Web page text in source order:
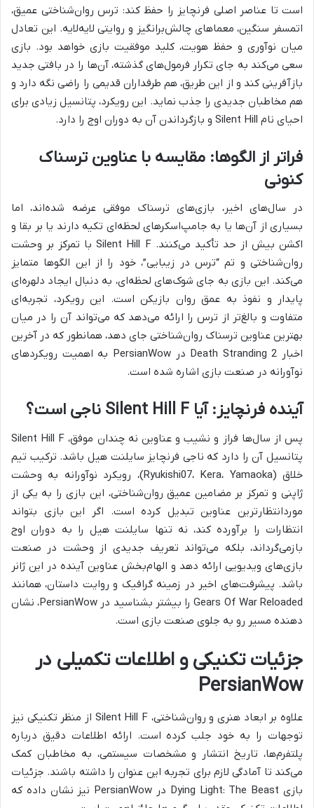
است تا عناصر اصلی فرنچایز را حفظ کند: ترس روان‌شناختی عمیق،
اتمسفر سنگین، معماهای چالش‌برانگیز و روایتی لایه‌لایه. این تعادل
میان نوآوری و حفظ هویت، کلید موفقیت بازی خواهد بود. بازی
سعی می‌کند به جای تکرار فرمول‌های گذشته، آن‌ها را در بافتی جدید
بازآفرینی کند و از این طریق، هم طرفداران قدیمی را راضی نگه دارد و
هم مخاطبان جدیدی را جذب نماید. این رویکرد، پتانسیل زیادی برای
احیای نام Silent Hill و بازگرداندن آن به دوران اوج را دارد.
فراتر از الگوها: مقایسه با عناوین ترسناک
کنونی
در سال‌های اخیر، بازی‌های ترسناک موفقی عرضه شده‌اند، اما
بسیاری از آن‌ها یا به جامپ‌اسکرهای لحظه‌ای تکیه دارند یا بر بقا و
اکشن بیش از حد تأکید می‌کنند. Silent Hill F با تمرکز بر وحشت
روان‌شناختی و تم “ترس در زیبایی”، خود را از این الگوها متمایز
می‌کند. این بازی به جای شوک‌های لحظه‌ای، به دنبال ایجاد دلهره‌ای
پایدار و نفوذ به عمق روان بازیکن است. این رویکرد، تجربه‌ای
متفاوت و بالغ‌تر از ترس را ارائه می‌دهد که می‌تواند آن را در میان
بهترین عناوین ترسناک روان‌شناختی جای دهد، همانطور که در آخرین
اخبار Death Stranding 2 در PersianWow به اهمیت رویکردهای
نوآورانه در صنعت بازی اشاره شده است.
آینده فرنچایز: آیا Silent Hill F ناجی است؟
پس از سال‌ها فراز و نشیب و عناوین نه چندان موفق، Silent Hill F
پتانسیل آن را دارد که ناجی فرنچایز سایلنت هیل باشد. ترکیب تیم
خلاق (Ryukishi07، Kera، Yamaoka)، رویکرد نوآورانه به وحشت
ژاپنی و تمرکز بر مضامین عمیق روان‌شناختی، این بازی را به یکی از
موردانتظارترین عناوین تبدیل کرده است. اگر این بازی بتواند
انتظارات را برآورده کند، نه تنها سایلنت هیل را به دوران اوج
بازمی‌گرداند، بلکه می‌تواند تعریف جدیدی از وحشت در صنعت
بازی‌های ویدیویی ارائه دهد و الهام‌بخش عناوین آینده در این ژانر
باشد. پیشرفت‌های اخیر در زمینه گرافیک و روایت داستان، همانند
Gears Of War Reloaded را بیشتر بشناسید در PersianWow، نشان
دهنده مسیر رو به جلوی صنعت بازی است.
جزئیات تکنیکی و اطلاعات تکمیلی در
PersianWow
علاوه بر ابعاد هنری و روان‌شناختی، Silent Hill F از منظر تکنیکی نیز
توجهات را به خود جلب کرده است. ارائه اطلاعات دقیق درباره
پلتفرم‌ها، تاریخ انتشار و مشخصات سیستمی، به مخاطبان کمک
می‌کند تا آمادگی لازم برای تجربه این عنوان را داشته باشند. جزئیات
بازی Dying Light: The Beast در PersianWow نیز نشان داده که